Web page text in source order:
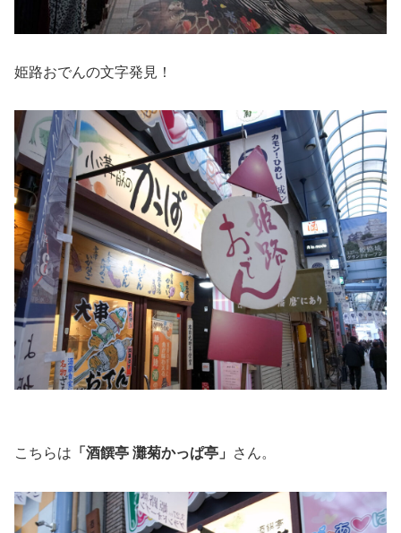
姫路おでんの文字発見！
こちらは 「酒饌亭 灘菊かっぱ亭」 さん。